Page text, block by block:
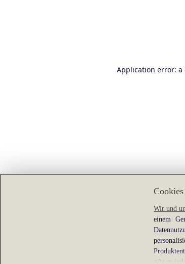
Application error: a
Wir und
einem
gibt es